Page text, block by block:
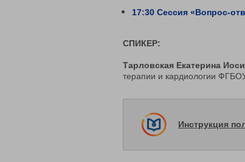
17:30 Сессия «Вопрос-
СПИКЕР:
Тарловская Екатерина
терапии и кардиологии
Инструкция